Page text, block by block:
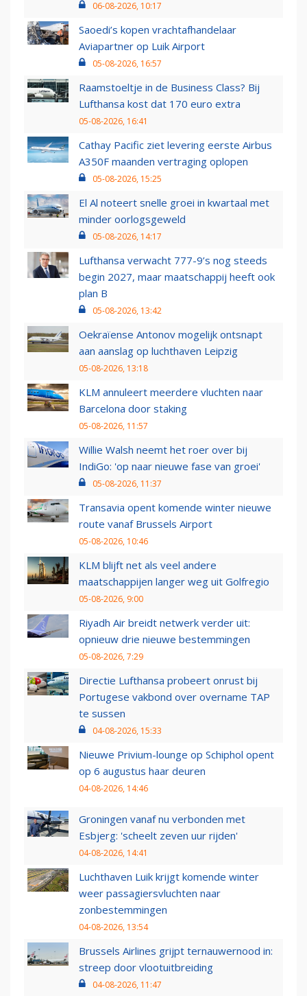
06-08-2026, 10:17
Saoedi’s kopen vrachtafhandelaar
Aviapartner op Luik Airport
05-08-2026, 16:57
Raamstoeltje in de Business Class? Bij
Lufthansa kost dat 170 euro extra
05-08-2026, 16:41
Cathay Pacific ziet levering eerste Airbus
A350F maanden vertraging oplopen
05-08-2026, 15:25
El Al noteert snelle groei in kwartaal met
minder oorlogsgeweld
05-08-2026, 14:17
Lufthansa verwacht 777-9’s nog steeds
begin 2027, maar maatschappij heeft ook
plan B
05-08-2026, 13:42
Oekraïense Antonov mogelijk ontsnapt
aan aanslag op luchthaven Leipzig
05-08-2026, 13:18
KLM annuleert meerdere vluchten naar
Barcelona door staking
05-08-2026, 11:57
Willie Walsh neemt het roer over bij
IndiGo: 'op naar nieuwe fase van groei'
05-08-2026, 11:37
Transavia opent komende winter nieuwe
route vanaf Brussels Airport
05-08-2026, 10:46
KLM blijft net als veel andere
maatschappijen langer weg uit Golfregio
05-08-2026, 9:00
Riyadh Air breidt netwerk verder uit:
opnieuw drie nieuwe bestemmingen
05-08-2026, 7:29
Directie Lufthansa probeert onrust bij
Portugese vakbond over overname TAP
te sussen
04-08-2026, 15:33
Nieuwe Privium-lounge op Schiphol opent
op 6 augustus haar deuren
04-08-2026, 14:46
Groningen vanaf nu verbonden met
Esbjerg: 'scheelt zeven uur rijden'
04-08-2026, 14:41
Luchthaven Luik krijgt komende winter
weer passagiersvluchten naar
zonbestemmingen
04-08-2026, 13:54
Brussels Airlines grijpt ternauwernood in:
streep door vlootuitbreiding
04-08-2026, 11:47